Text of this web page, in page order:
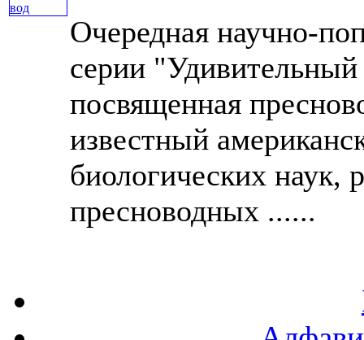
Очередная научно-
серии
посвященная
известный
биологических наук,
пресноводных ......